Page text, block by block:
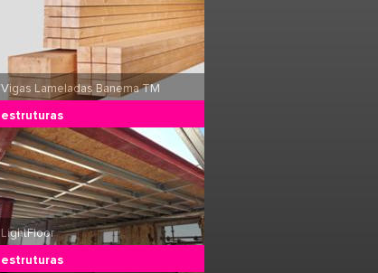
Vigas Lameladas Banema TM
estruturas
LightFloor
estruturas